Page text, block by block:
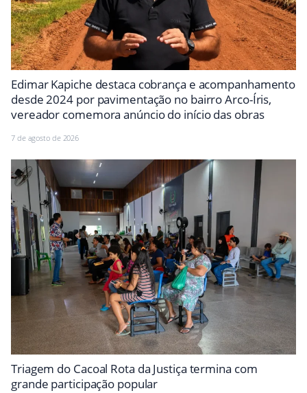
Edimar Kapiche destaca cobrança e acompanhamento
desde 2024 por pavimentação no bairro Arco-Íris,
vereador comemora anúncio do início das obras
7 de agosto de 2026
Triagem do Cacoal Rota da Justiça termina com
grande participação popular